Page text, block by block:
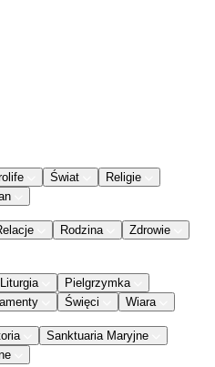
Świat
Religie
Rodzina
Zdrowie
Liturgia
Pielgrzymka
Święci Wiara
Sanktuaria Maryjne